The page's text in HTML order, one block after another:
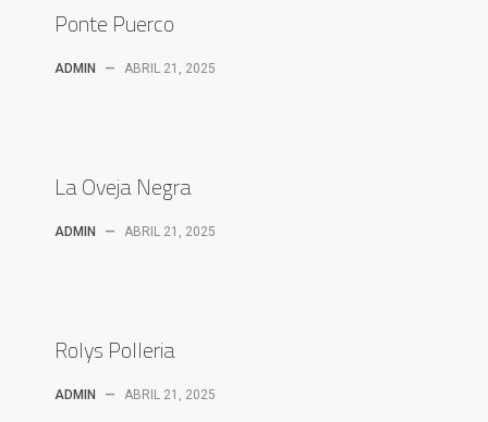
Ponte Puerco
ADMIN — ABRIL 21, 2025
La Oveja Negra
ADMIN — ABRIL 21, 2025
Rolys Polleria
ADMIN — ABRIL 21, 2025